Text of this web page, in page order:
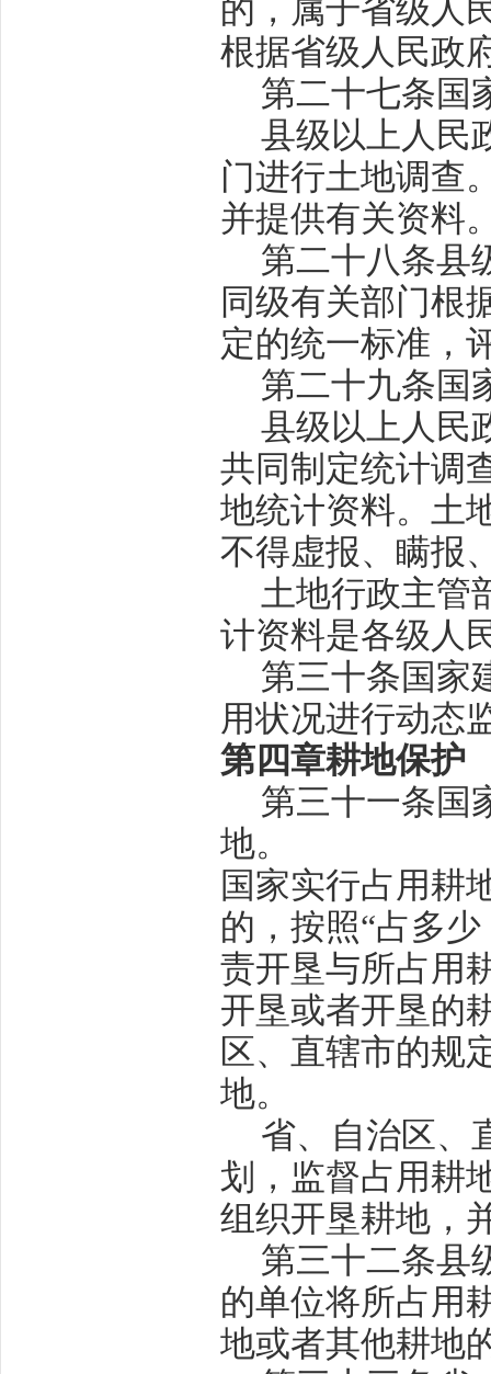
的，属于省级人
根据省级人民政
第二十七条 国
县级以上人民
门进行土地调查
并提供有关资料
第二十八条县
同级有关部门根
定的统一标准，
第二十九条 国
县级以上人民
共同制定统计调
地统计资料。土
不得虚报、瞒报
土地行政主管
计资料是各级人
第三十条 国家
用状况进行动态
第四章耕地保护
第三十一条 国
地。
国家实行占用耕
的，按照“占多
责开垦与所占用
开垦或者开垦的
区、直辖市的规
地。
省、自治区、
划，监督占用耕
组织开垦耕地，
第三十二条县
的单位将所占用
地或者其他耕地